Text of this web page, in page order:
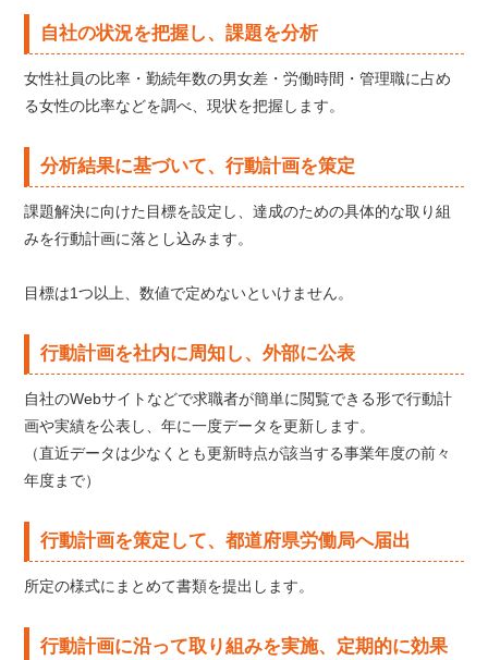
自社の状況を把握し、課題を分析
女性社員の比率・勤続年数の男女差・労働時間・管理職に占め
る女性の比率などを調べ、現状を把握します。
分析結果に基づいて、行動計画を策定
課題解決に向けた目標を設定し、達成のための具体的な取り組
みを行動計画に落とし込みます。
目標は1つ以上、数値で定めないといけません。
行動計画を社内に周知し、外部に公表
自社のWebサイトなどで求職者が簡単に閲覧できる形で行動計
画や実績を公表し、年に一度データを更新します。
（直近データは少なくとも更新時点が該当する事業年度の前々
年度まで）
行動計画を策定して、都道府県労働局へ届出
所定の様式にまとめて書類を提出します。
行動計画に沿って取り組みを実施、定期的に効果